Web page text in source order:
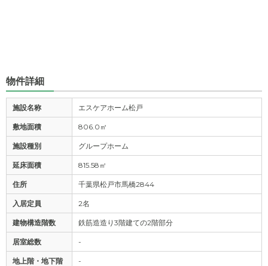
物件詳細
施設名称 エスケアホーム松戸
敷地面積 806.0㎡
施設種別 グループホーム
延床面積 815.58㎡
住所 千葉県松戸市馬橋2844
入居定員 2名
建物構造階数 鉄筋造造り3階建ての2階部分
居室総数 -
地上階・地下階 -